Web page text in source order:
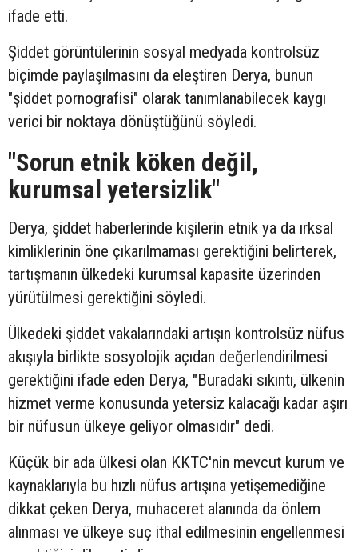
ifade etti.
Şiddet görüntülerinin sosyal medyada kontrolsüz
biçimde paylaşılmasını da eleştiren Derya, bunun
"şiddet pornografisi" olarak tanımlanabilecek kaygı
verici bir noktaya dönüştüğünü söyledi.
"Sorun etnik köken değil,
kurumsal yetersizlik"
Derya, şiddet haberlerinde kişilerin etnik ya da ırksal
kimliklerinin öne çıkarılmaması gerektiğini belirterek,
tartışmanın ülkedeki kurumsal kapasite üzerinden
yürütülmesi gerektiğini söyledi.
Ülkedeki şiddet vakalarındaki artışın kontrolsüz nüfus
akışıyla birlikte sosyolojik açıdan değerlendirilmesi
gerektiğini ifade eden Derya, "Buradaki sıkıntı, ülkenin
hizmet verme konusunda yetersiz kalacağı kadar aşırı
bir nüfusun ülkeye geliyor olmasıdır" dedi.
Küçük bir ada ülkesi olan KKTC'nin mevcut kurum ve
kaynaklarıyla bu hızlı nüfus artışına yetişemediğine
dikkat çeken Derya, muhaceret alanında da önlem
alınması ve ülkeye suç ithal edilmesinin engellenmesi